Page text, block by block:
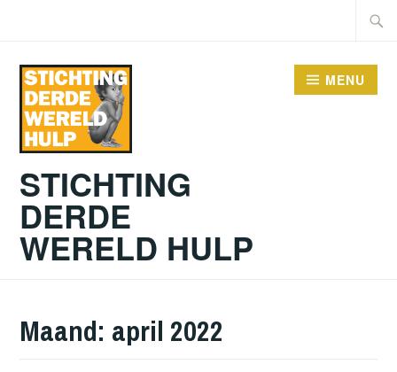
inhoud
STICHTING
DERDE
WERELD HULP
MENU
Maand: april 2022